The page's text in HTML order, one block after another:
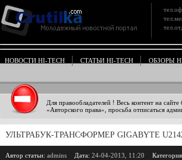
НОВОСТИ HI-TECH СТАТЬИ HI-TECH ОБЗОРЫ
Для правообладателей ! Весь контент на
«Авторского права», просьба отписаться
УЛЬТРАБУК-ТРАНСФОРМЕР GIGABYTE
Автор статьи: admins Дата: 24-04-2013, 11:20